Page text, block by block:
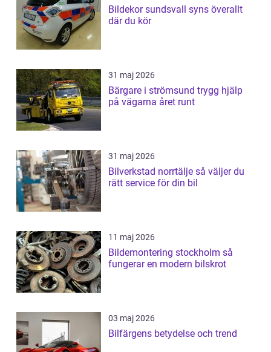
Bildekor sundsvall syns överallt
där du kör
31 maj 2026
Bärgare i strömsund trygg hjälp
på vägarna året runt
31 maj 2026
Bilverkstad norrtälje så väljer du
rätt service för din bil
11 maj 2026
Bildemontering stockholm så
fungerar en modern bilskrot
03 maj 2026
Bilfärgens betydelse och trend